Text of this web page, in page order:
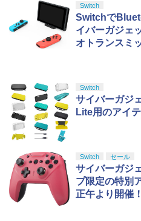
窩座再来
￥8,698
5
【
第三章 蛇
巾着＋メ
剣、十翼
￥8,800
Switch
Switchで
イバーガジェ
オトランスミ
Switch
サイバーガジ
Lite用のアイ
Switch セール
サイバーガジ
プ限定の特別
正午より開催！